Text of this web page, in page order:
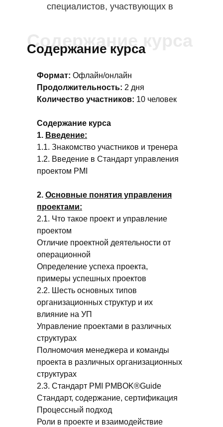
специалистов, участвующих в
Содержание курса
Содержание курса
Формат: Офлайн/онлайн
Продолжительность: 2 дня
Количество участников: 10 человек
Содержание курса
1. Введение:
1.1. Знакомство участников и тренера
1.2. Введение в Стандарт управления
проектом PMI
2. Основные понятия управления
проектами:
2.1. Что такое проект и управление
проектом
Отличие проектной деятельности от
операционной
Определение успеха проекта,
примеры успешных проектов
2.2. Шесть основных типов
организационных структур и их
влияние на УП
Управление проектами в различных
структурах
Полномочия менеджера и команды
проекта в различных организационных
структурах
2.3. Стандарт PMI PMBOK®Guide
Стандарт, содержание, сертификация
Процессный подход
Роли в проекте и взаимодействие